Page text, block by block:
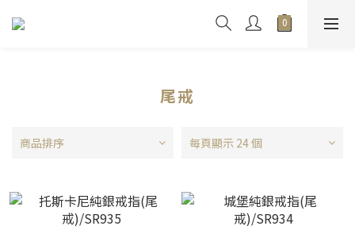
尾戒
商品排序 每頁顯示 24 個